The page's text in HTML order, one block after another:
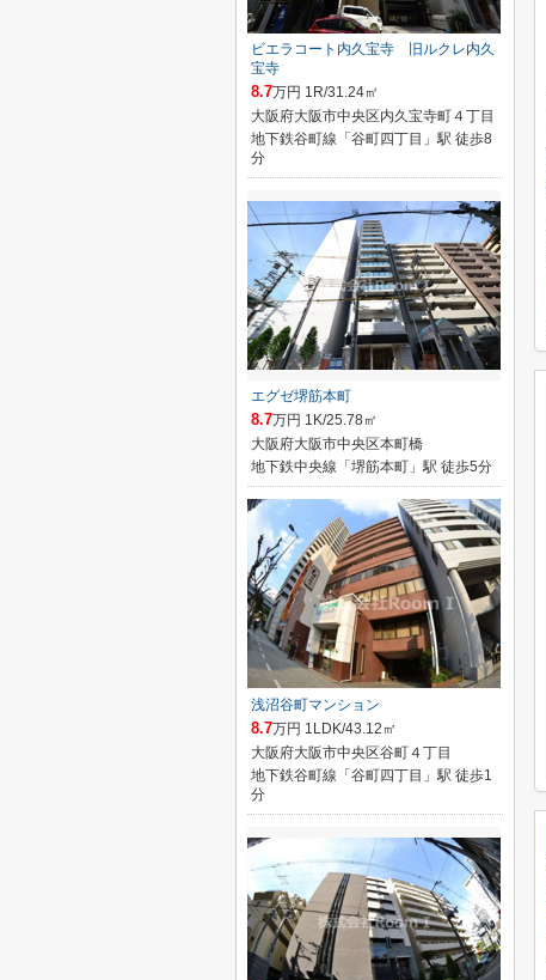
ビエラコート内久宝寺 旧ルクレ内久
宝寺
8.7万円 1R/31.24㎡
大阪府大阪市中央区内久宝寺町４丁目
地下鉄谷町線「谷町四丁目」駅 徒歩8
分
エグゼ堺筋本町
8.7万円 1K/25.78㎡
大阪府大阪市中央区本町橋
地下鉄中央線「堺筋本町」駅 徒歩5分
浅沼谷町マンション
8.7万円 1LDK/43.12㎡
大阪府大阪市中央区谷町４丁目
地下鉄谷町線「谷町四丁目」駅 徒歩1
分